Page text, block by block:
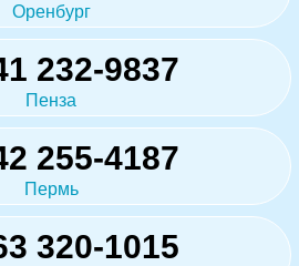
Оренбург
232-9837
Пенза
255-4187
Пермь
320-1015